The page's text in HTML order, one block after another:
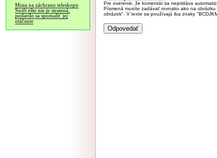
Misia na záchranu teleskopu
Swift ešte nie je stratená,
podarilo sa spomaliť jej
otáčanie
Pre overenie, že komentár sa nepridáva
Písmená musíte zadávať rovnako ako na
obrázok". V texte sa používajú iba znaky